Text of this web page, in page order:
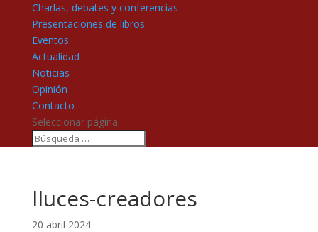
Charlas, debates y conferencias
Presentaciones de libros
Eventos
Actualidad
Noticias
Opinión
Contacto
Seleccionar página
lluces-creadores
20 abril 2024